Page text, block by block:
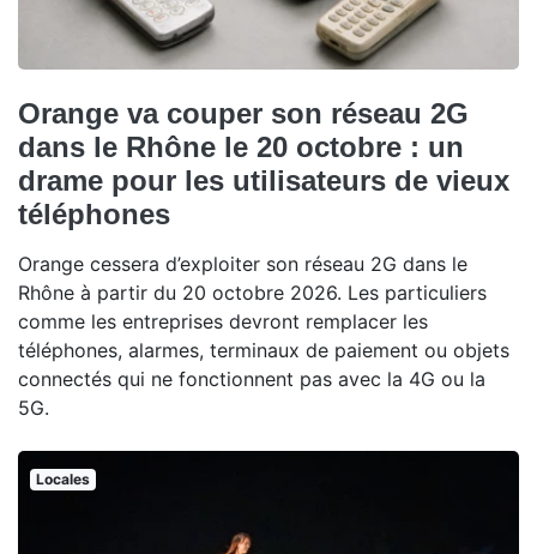
Orange va couper son réseau 2G
dans le Rhône le 20 octobre : un
drame pour les utilisateurs de vieux
téléphones
Orange cessera d’exploiter son réseau 2G dans le
Rhône à partir du 20 octobre 2026. Les particuliers
comme les entreprises devront remplacer les
téléphones, alarmes, terminaux de paiement ou objets
connectés qui ne fonctionnent pas avec la 4G ou la
5G.
Locales